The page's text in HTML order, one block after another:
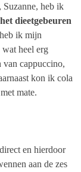
Suzanne, heb ik
dieetgebeuren
ik mijn
heel erg
cappuccino,
kon ik cola
mate.
en hierdoor
aan de zes